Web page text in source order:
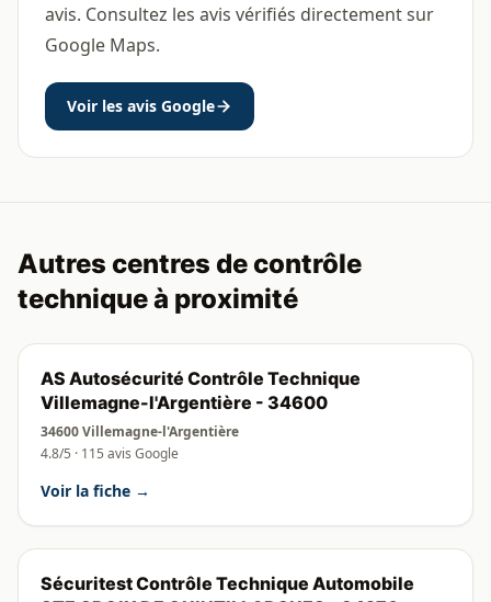
avis. Consultez les avis vérifiés directement sur
Google Maps.
Voir les avis Google
Autres centres de contrôle
technique à proximité
AS Autosécurité Contrôle Technique
Villemagne-l'Argentière - 34600
34600 Villemagne-l'Argentière
4.8/5 · 115 avis Google
Voir la fiche →
Sécuritest Contrôle Technique Automobile